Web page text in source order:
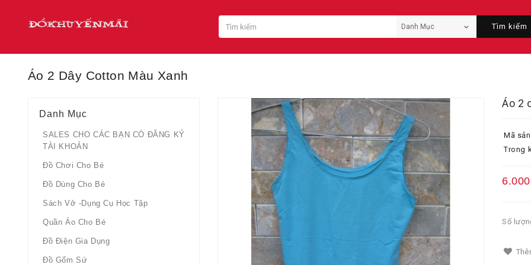
Tìm kiếm
Áo 2 Dây Cotton Màu Xanh
Danh Mục
SALES CHO CÁC BẠN CÓ ĐĂNG KÝ
TÀI KHOẢN
Đồ Chơi Cho Bé
Đồ Dùng Cho Bé
Sách Vở -dụng Cụ Học Tập
Quần Áo Cho Bé
Đồ Điện Gia Dụng
Đồ Gốm Sứ
Áo 2
Mã
Trong
Số